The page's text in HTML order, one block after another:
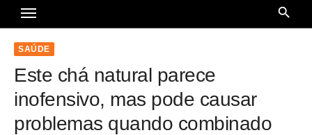
c
SAÚDE
Este chá natural parece
inofensivo, mas pode causar
problemas quando combinado